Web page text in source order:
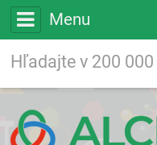
Menu
Vyhľadávanie